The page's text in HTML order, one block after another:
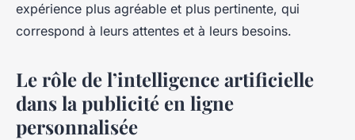
expérience plus agréable et plus pertinente, qui
correspond à leurs attentes et à leurs besoins.
Le rôle de l’intelligence artificielle
dans la publicité en ligne
personnalisée